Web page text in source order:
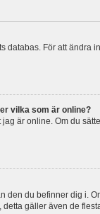
För att
vilka som är online?
är online. Om du
den du befinner dig i.
gäller även de